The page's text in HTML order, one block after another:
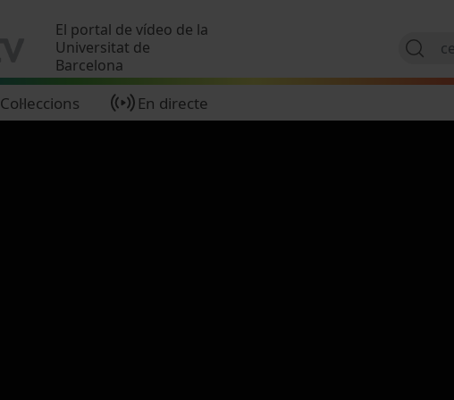
El portal de vídeo de la
Universitat de
Barcelona
Col·leccions En directe